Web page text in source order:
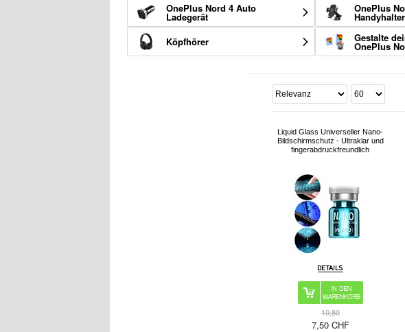
OnePlus Nord 4 Auto
Ladegerät
OnePlus
Köpfhörer Gestalte
OnePlus
Liquid Glass Universeller Nano-
Bildschirmschutz - Ultraklar und
fingerabdruckfreundlich
10,80
7,50 CHF